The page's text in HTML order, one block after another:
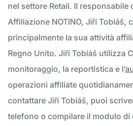
nel settore Retail. Il responsabile
Affiliazione NOTINO, Jiří Tobiáš,
principalmente la sua attività
Regno Unito. Jiří Tobiáš utilizza
monitoraggio, la reportistica e l’
operazioni affiliate
contattare Jiří Tobiáš, puoi
telefono o compilare il modulo di